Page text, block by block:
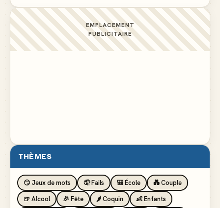
EMPLACEMENT
PUBLICITAIRE
THÈMES
😏 Jeux de mots 🤦 Fails 🎒 École
💑 Couple
🍺 Alcool
🎉 Fête 🌶️ Coquin
👶 Enfants